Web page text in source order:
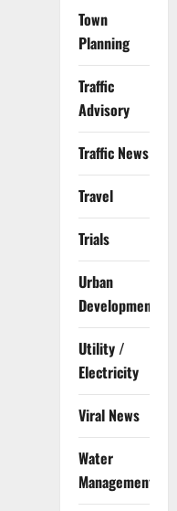
Town
Planning
Traffic
Advisory
Traffic News
Travel
Trials
Urban
Development
Utility /
Electricity
Viral News
Water
Management